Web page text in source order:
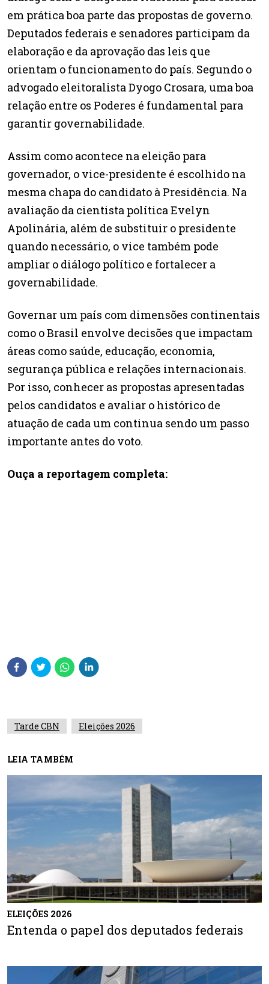
em prática boa parte das propostas de governo.
Deputados federais e senadores participam da
elaboração e da aprovação das leis que
orientam o funcionamento do país. Segundo o
advogado eleitoralista Dyogo Crosara, uma boa
relação entre os Poderes é fundamental para
garantir governabilidade.
Assim como acontece na eleição para
governador, o vice-presidente é escolhido na
mesma chapa do candidato à Presidência. Na
avaliação da cientista política Evelyn
Apolinária, além de substituir o presidente
quando necessário, o vice também pode
ampliar o diálogo político e fortalecer a
governabilidade.
Governar um país com dimensões continentais
como o Brasil envolve decisões que impactam
áreas como saúde, educação, economia,
segurança pública e relações internacionais.
Por isso, conhecer as propostas apresentadas
pelos candidatos e avaliar o histórico de
atuação de cada um continua sendo um passo
importante antes do voto.
Ouça a reportagem completa:
Tarde CBN Eleições 2026
LEIA TAMBÉM
ELEIÇÕES 2026
Entenda o papel dos deputados federais